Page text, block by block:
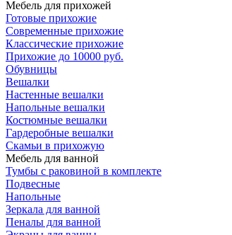
Мебель для прихожей
Готовые прихожие
Современные прихожие
Классические прихожие
Прихожие до 10000 руб.
Обувницы
Вешалки
Настенные вешалки
Напольные вешалки
Костюмные вешалки
Гардеробные вешалки
Скамьи в прихожую
Мебель для ванной
Тумбы c раковиной в комплекте
Подвесные
Напольные
Зеркала для ванной
Пеналы для ванной